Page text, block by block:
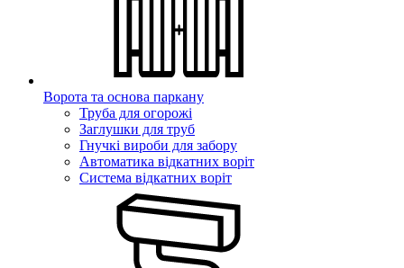
Ворота та основа паркану
Труба для огорожі
Заглушки для труб
Гнучкі вироби для забору
Автоматика відкатних воріт
Система відкатних воріт